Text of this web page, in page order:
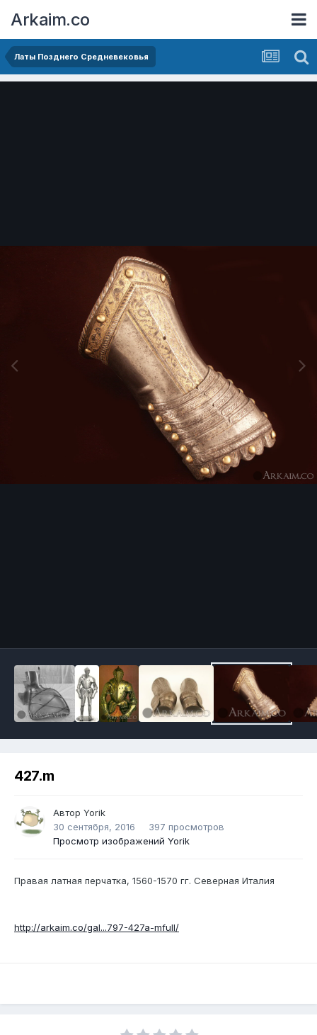
Arkaim.co
Латы Позднего Средневековья
427.m
Автор Yorik
30 сентября, 2016
397 просмотров
Просмотр изображений Yorik
Правая латная перчатка, 1560-1570 гг. Северная Италия
http://arkaim.co/gal...797-427a-mfull/